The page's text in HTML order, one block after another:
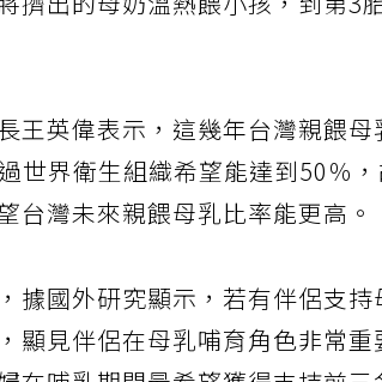
擠出的母奶溫熱餵小孩，到第3
王英偉表示，這幾年台灣親餵
世界衛生組織希望能達到50％
台灣未來親餵母乳比率能更高。
據國外研究顯示，若有伴侶支
顯見伴侶在母乳哺育角色非常